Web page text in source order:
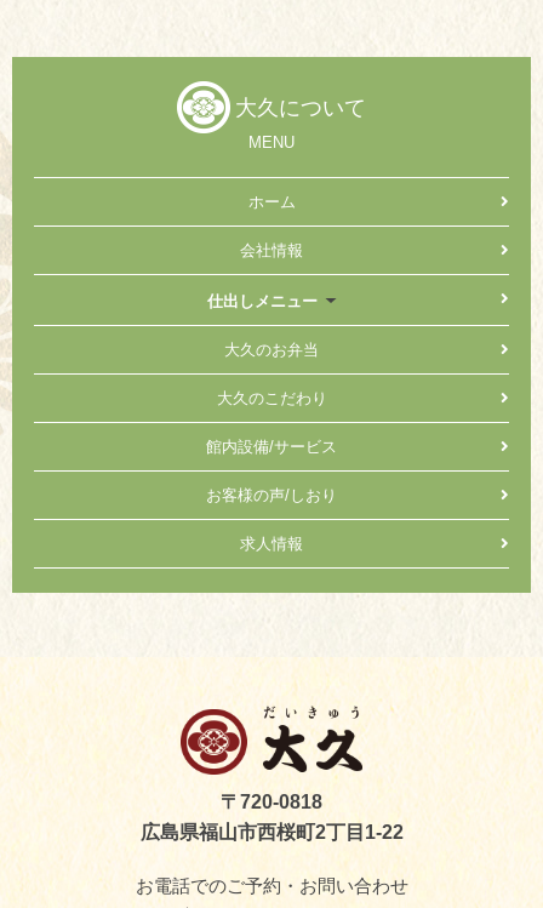
大久について
MENU
ホーム
会社情報
仕出しメニュー
大久のお弁当
大久のこだわり
館内設備/サービス
お客様の声/しおり
求人情報
〒720-0818
広島県福山市西桜町2丁目1-22
お電話でのご予約・お問い合わせ